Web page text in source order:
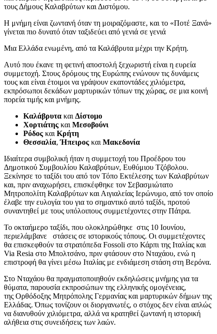
τους Δήμους Καλαβρύτων και Διστόμου.
Η μνήμη είναι ζωντανή όταν τη μοιραζόμαστε, και το «Ποτέ Ξανά»
γίνεται πιο δυνατό όταν ταξιδεύει από γενιά σε γενιά
Μια Ελλάδα ενωμένη, από τα Καλάβρυτα μέχρι την Κρήτη.
Αυτό που έκανε τη φετινή αποστολή ξεχωριστή είναι η ευρεία
συμμετοχή. Στους δρόμους της Ευρώπης ενώνουν τις δυνάμεις
τους και είναι έτοιμοι να γράψουν εκατοντάδες χιλιόμετρα,
εκπρόσωποι δεκάδων μαρτυρικών τόπων της χώρας, σε μια κοινή
πορεία τιμής και μνήμης.
Καλάβρυτα καιΔίστομο
Χορτιάτης καιΜεσοβούνι
Ρόδος καιΚρήτη
Θεσσαλία,Ήπειρος καιΜακεδονία
Ιδιαίτερα συμβολική ήταν η συμμετοχή του Προέδρου του
Δημοτικού Συμβουλίου Καλαβρύτων, Ευθύμιου Τζόβολου.
Ξεκίνησε το ταξίδι του από τον Τόπο Εκτέλεσης των Καλαβρύτων
και, πριν αναχωρήσει, επισκέφθηκε τον Σεβασμιώτατο
Μητροπολίτη Καλαβρύτων και Αιγιαλείας Ιερώνυμο, από τον οποίο
έλαβε την ευλογία του για το σημαντικό αυτό ταξίδι, προτού
συναντηθεί με τους υπόλοιπους συμμετέχοντες στην Πάτρα.
Το οκταήμερο ταξίδι, που ολοκληρώθηκε στις 10 Ιουνίου,
περιελάμβανε στάσεις σε ιστορικούς τόπους. Οι συμμετέχοντες
θα επισκεφθούν τα στρατόπεδα Fossoli στο Κάρπι της Ιταλίας και
Via Resia στο Μπολτσάνο, πριν φτάσουν στο Νταχάου, ενώ η
επιστροφή θα γίνει μέσω Ιταλίας με ενδιάμεση στάση στη Βερόνα.
Στο Νταχάου θα πραγματοποιηθούν εκδηλώσεις μνήμης για τα
θύματα, παρουσία εκπροσώπων της ελληνικής ομογένειας,
της Ορθόδοξης Μητρόπολης Γερμανίας και μαρτυρικών δήμων της
Ελλάδας. Όπως τονίζουν οι διοργανωτές, ο στόχος δεν είναι απλώς
να διανυθούν χιλιόμετρα, αλλά να κρατηθεί ζωντανή η ιστορική
αλήθεια στις συνειδήσεις των λαών.